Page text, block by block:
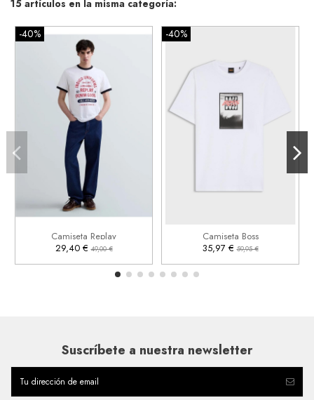
15 artículos en la misma categoría:
-40%
Camiseta Replay
29,40 €49,00 €
S M L
 Añadir al carrito
-40%
Camiseta Boss
35,97 €59,95 €
Añadir al carrito
Suscríbete a nuestra newsletter